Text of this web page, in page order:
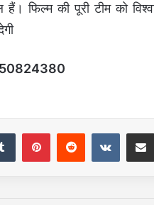
हैं। फिल्म की पूरी टीम को